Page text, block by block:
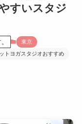
すいスタジ
東京
トヨガスタジオおすすめ